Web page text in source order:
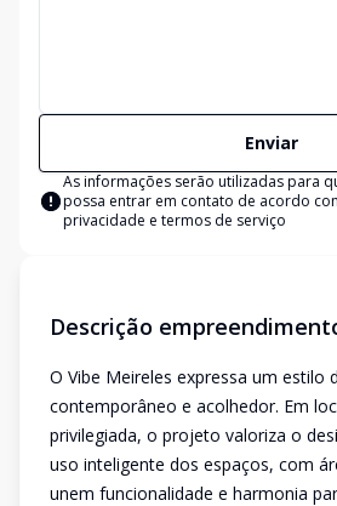
Enviar
As informações serão utilizadas para
possa entrar em contato de acordo
privacidade e termos de serviço
Descrição
O Vibe Meireles expressa um estilo
contemporâneo e acolhedor. Em
privilegiada, o projeto valoriza o
uso inteligente dos espaços, com
unem funcionalidade e harmonia